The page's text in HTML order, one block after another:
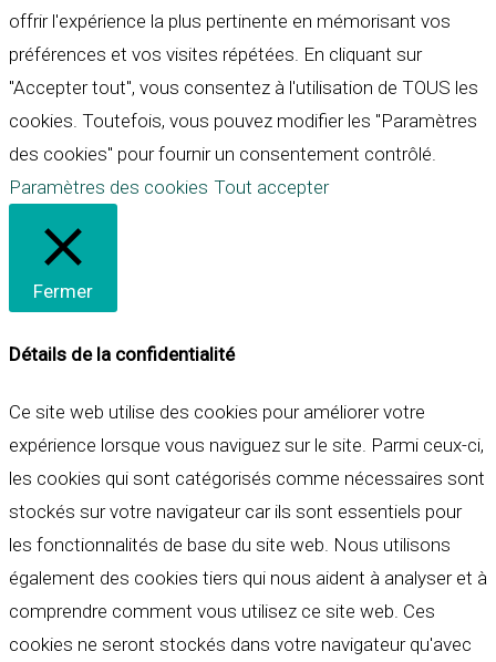
offrir l'expérience la plus pertinente en mémorisant vos
préférences et vos visites répétées. En cliquant sur
"Accepter tout", vous consentez à l'utilisation de TOUS les
cookies. Toutefois, vous pouvez modifier les "Paramètres
des cookies" pour fournir un consentement contrôlé.
Paramètres des cookies Tout accepter
Fermer
Détails de la confidentialité
Ce site web utilise des cookies pour améliorer votre
expérience lorsque vous naviguez sur le site. Parmi ceux-ci,
les cookies qui sont catégorisés comme nécessaires sont
stockés sur votre navigateur car ils sont essentiels pour
les fonctionnalités de base du site web. Nous utilisons
également des cookies tiers qui nous aident à analyser et à
comprendre comment vous utilisez ce site web. Ces
cookies ne seront stockés dans votre navigateur qu'avec